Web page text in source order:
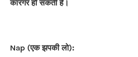
कारगर हो सकती है।
Nap (एक झपकी लो):